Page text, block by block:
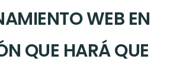
WEB EN
QUE HARÁ QUE